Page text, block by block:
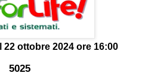
22 ottobre 2024 ore 16:00
5025